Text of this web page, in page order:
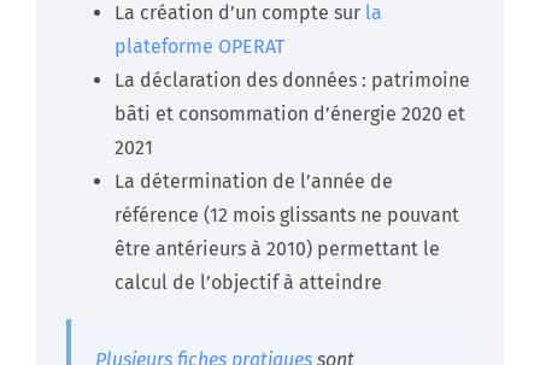
La création d’un compte sur la
plateforme OPERAT
La déclaration des données : patrimoine
bâti et consommation d’énergie 2020 et
2021
La détermination de l’année de
référence (12 mois glissants ne pouvant
être antérieurs à 2010) permettant le
calcul de l’objectif à atteindre
Plusieurs fiches pratiques sont